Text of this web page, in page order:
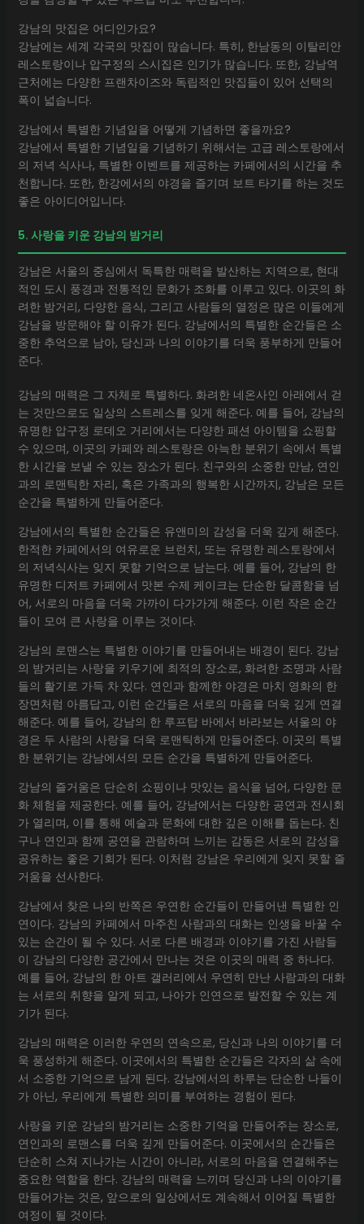
강남의 맛집은 어디인가요?
강남에는 세계 각국의 맛집이 많습니다. 특히, 한남동의 이탈리안
레스토랑이나 압구정의 스시집은 인기가 많습니다. 또한, 강남역
근처에는 다양한 프랜차이즈와 독립적인 맛집들이 있어 선택의
폭이 넓습니다.
강남에서 특별한 기념일을 어떻게 기념하면 좋을까요?
강남에서 특별한 기념일을 기념하기 위해서는 고급 레스토랑에서
의 저녁 식사나, 특별한 이벤트를 제공하는 카페에서의 시간을 추
천합니다. 또한, 한강에서의 야경을 즐기며 보트 타기를 하는 것도
좋은 아이디어입니다.
5. 사랑을 키운 강남의 밤거리
강남은 서울의 중심에서 독특한 매력을 발산하는 지역으로, 현대
적인 도시 풍경과 전통적인 문화가 조화를 이루고 있다. 이곳의 화
려한 밤거리, 다양한 음식, 그리고 사람들의 열정은 많은 이들에게
강남을 방문해야 할 이유가 된다. 강남에서의 특별한 순간들은 소
중한 추억으로 남아, 당신과 나의 이야기를 더욱 풍부하게 만들어
준다.
강남의 매력은 그 자체로 특별하다. 화려한 네온사인 아래에서 걷
는 것만으로도 일상의 스트레스를 잊게 해준다. 예를 들어, 강남의
유명한 압구정 로데오 거리에서는 다양한 패션 아이템을 쇼핑할
수 있으며, 이곳의 카페와 레스토랑은 아늑한 분위기 속에서 특별
한 시간을 보낼 수 있는 장소가 된다. 친구와의 소중한 만남, 연인
과의 로맨틱한 자리, 혹은 가족과의 행복한 시간까지, 강남은 모든
순간을 특별하게 만들어준다.
강남에서의 특별한 순간들은 유앤미의 감성을 더욱 깊게 해준다.
한적한 카페에서의 여유로운 브런치, 또는 유명한 레스토랑에서
의 저녁식사는 잊지 못할 기억으로 남는다. 예를 들어, 강남의 한
유명한 디저트 카페에서 맛본 수제 케이크는 단순한 달콤함을 넘
어, 서로의 마음을 더욱 가까이 다가가게 해준다. 이런 작은 순간
들이 모여 큰 사랑을 이루는 것이다.
강남의 로맨스는 특별한 이야기를 만들어내는 배경이 된다. 강남
의 밤거리는 사랑을 키우기에 최적의 장소로, 화려한 조명과 사람
들의 활기로 가득 차 있다. 연인과 함께한 야경은 마치 영화의 한
장면처럼 아름답고, 이런 순간들은 서로의 마음을 더욱 깊게 연결
해준다. 예를 들어, 강남의 한 루프탑 바에서 바라보는 서울의 야
경은 두 사람의 사랑을 더욱 로맨틱하게 만들어준다. 이곳의 특별
한 분위기는 강남에서의 모든 순간을 특별하게 만들어준다.
강남의 즐거움은 단순히 쇼핑이나 맛있는 음식을 넘어, 다양한 문
화 체험을 제공한다. 예를 들어, 강남에서는 다양한 공연과 전시회
가 열리며, 이를 통해 예술과 문화에 대한 깊은 이해를 돕는다. 친
구나 연인과 함께 공연을 관람하며 느끼는 감동은 서로의 감성을
공유하는 좋은 기회가 된다. 이처럼 강남은 우리에게 잊지 못할 즐
거움을 선사한다.
강남에서 찾은 나의 반쪽은 우연한 순간들이 만들어낸 특별한 인
연이다. 강남의 카페에서 마주친 사람과의 대화는 인생을 바꿀 수
있는 순간이 될 수 있다. 서로 다른 배경과 이야기를 가진 사람들
이 강남의 다양한 공간에서 만나는 것은 이곳의 매력 중 하나다.
예를 들어, 강남의 한 아트 갤러리에서 우연히 만난 사람과의 대화
는 서로의 취향을 알게 되고, 나아가 인연으로 발전할 수 있는 계
기가 된다.
강남의 매력은 이러한 우연의 연속으로, 당신과 나의 이야기를 더
욱 풍성하게 해준다. 이곳에서의 특별한 순간들은 각자의 삶 속에
서 소중한 기억으로 남게 된다. 강남에서의 하루는 단순한 나들이
가 아닌, 우리에게 특별한 의미를 부여하는 경험이 된다.
사랑을 키운 강남의 밤거리는 소중한 기억을 만들어주는 장소로,
연인과의 로맨스를 더욱 깊게 만들어준다. 이곳에서의 순간들은
단순히 스쳐 지나가는 시간이 아니라, 서로의 마음을 연결해주는
중요한 역할을 한다. 강남의 매력을 느끼며 당신과 나의 이야기를
만들어가는 것은, 앞으로의 일상에서도 계속해서 이어질 특별한
여정이 될 것이다.